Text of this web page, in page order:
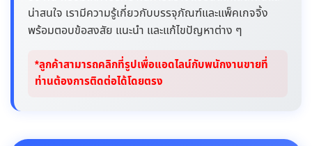
น่าสนใจ เรามีความรู้เกี่ยวกับบรรจุภัณฑ์และแพ็คเกจจิ้ง
พร้อมตอบข้อสงสัย แนะนำ และแก้ไขปัญหาต่าง ๆ
*ลูกค้าสามารถคลิกที่รูปเพื่อแอดไลน์กับพนักงานขายที่
ท่านต้องการติดต่อได้โดยตรง